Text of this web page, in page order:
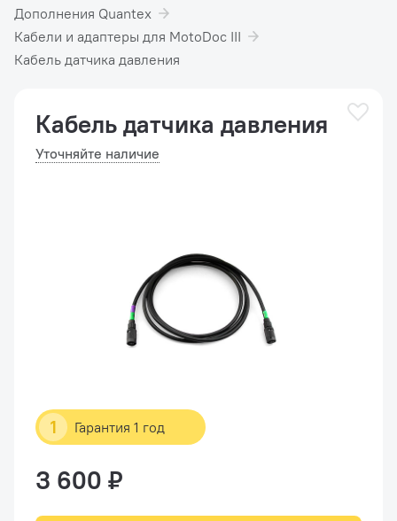
Дополнения Quantex
Кабели и адаптеры для MotoDoc III
Кабель датчика давления
1 Гарантия 1 год
Кабель датчика давления
Уточняйте наличие
3 600 ₽